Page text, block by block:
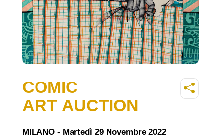
COMIC
ART AUCTION
MILANO - Martedì 29 Novembre 2022